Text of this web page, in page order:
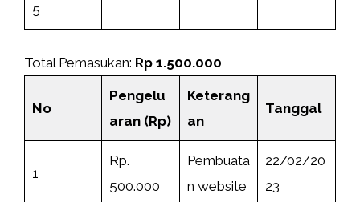
5
Total Pemasukan: Rp 1.500.000
No
Pengelu
aran (Rp)
Keterang
an
Tanggal
1
Rp.
500.000
Pembuata
n website
22/02/20
23